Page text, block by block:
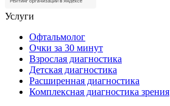
Услуги
Офтальмолог
Очки за 30 минут
Взрослая диагностика
Детская диагностика
Расширенная диагностика
Комплексная диагностика зрения